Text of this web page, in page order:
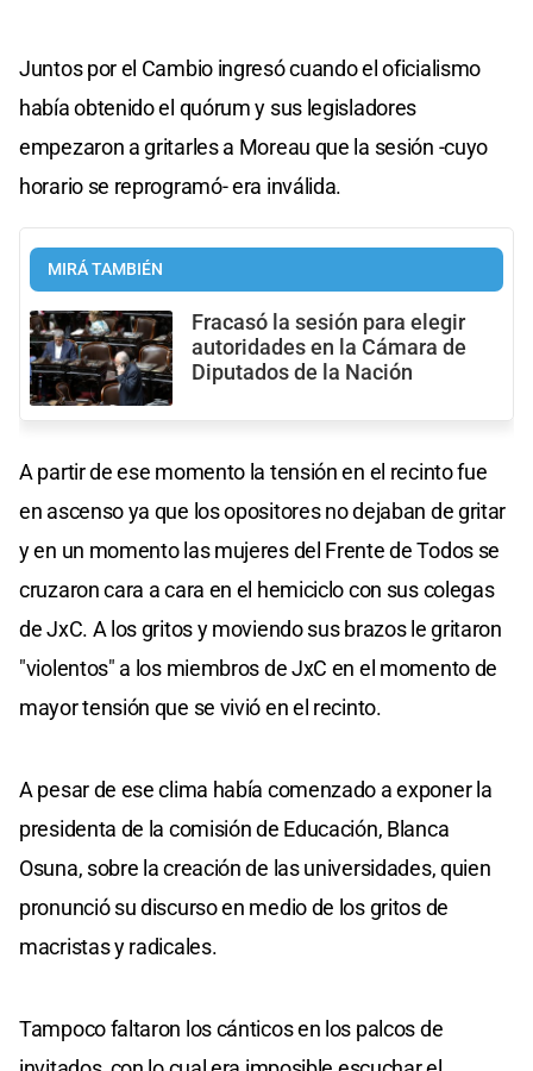
Juntos por el Cambio ingresó cuando el oficialismo
había obtenido el quórum y sus legisladores
empezaron a gritarles a Moreau que la sesión -cuyo
horario se reprogramó- era inválida.
MIRÁ TAMBIÉN
Fracasó la sesión para elegir
autoridades en la Cámara de
Diputados de la Nación
A partir de ese momento la tensión en el recinto fue
en ascenso ya que los opositores no dejaban de gritar
y en un momento las mujeres del Frente de Todos se
cruzaron cara a cara en el hemiciclo con sus colegas
de JxC. A los gritos y moviendo sus brazos le gritaron
"violentos" a los miembros de JxC en el momento de
mayor tensión que se vivió en el recinto.
A pesar de ese clima había comenzado a exponer la
presidenta de la comisión de Educación, Blanca
Osuna, sobre la creación de las universidades, quien
pronunció su discurso en medio de los gritos de
macristas y radicales.
Tampoco faltaron los cánticos en los palcos de